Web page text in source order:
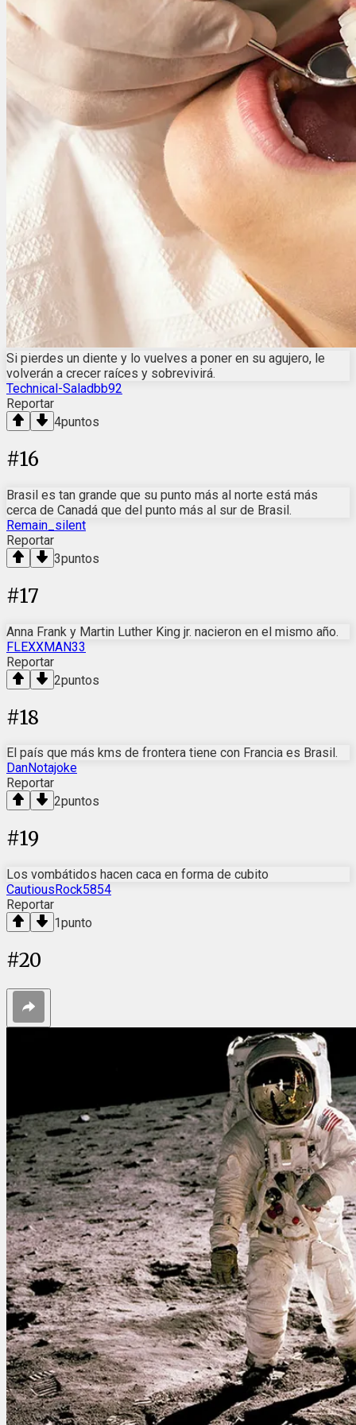
Si pierdes un diente y lo vuelves a poner en su agujero, le
volverán a crecer raíces y sobrevivirá.
Technical-Saladbb92
Reportar
4puntos
#16
Brasil es tan grande que su punto más al norte está más
cerca de Canadá que del punto más al sur de Brasil.
Remain_silent
Reportar
3puntos
#17
Anna Frank y Martin Luther King jr. nacieron en el mismo año.
FLEXXMAN33
Reportar
2puntos
#18
El país que más kms de frontera tiene con Francia es Brasil.
DanNotajoke
Reportar
2puntos
#19
Los vombátidos hacen caca en forma de cubito
CautiousRock5854
Reportar
1punto
#20